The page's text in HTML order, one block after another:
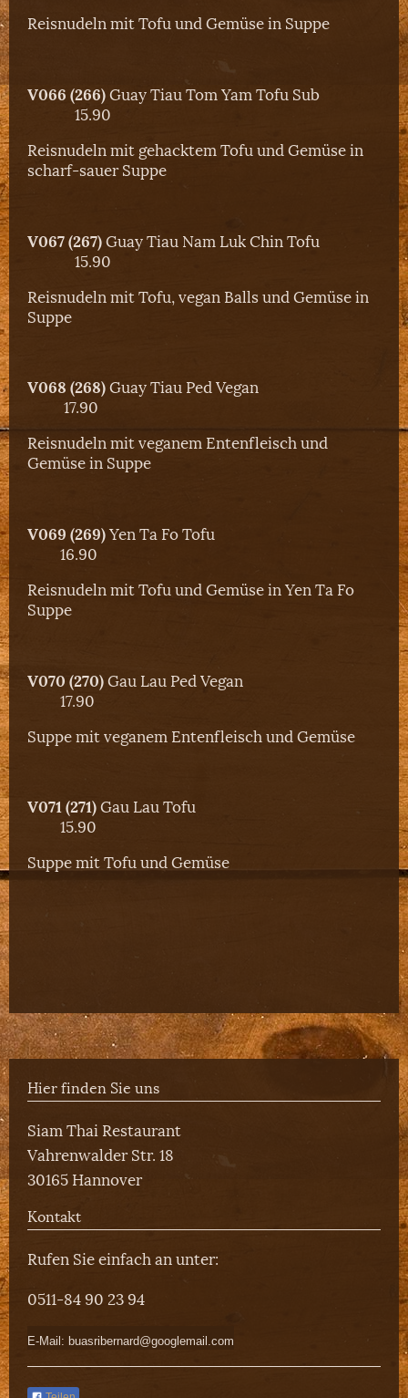
Reisnudeln mit Tofu und Gemüse in Suppe
V066 (266)Guay Tiau Tom Yam Tofu Sub
15.90
Reisnudeln mit gehacktem Tofu und Gemüse in
scharf-sauer Suppe
V067 (267)Guay Tiau Nam Luk Chin Tofu
15.90
Reisnudeln mit Tofu, vegan Balls und Gemüse in
Suppe
V068 (268)Guay Tiau Ped Vegan
17.90
Reisnudeln mit veganem Entenfleisch und
Gemüse in Suppe
V069 (269)Yen Ta Fo Tofu
16.90
Reisnudeln mit Tofu und Gemüse in Yen Ta Fo
Suppe
V070 (270)Gau Lau Ped Vegan
17.90
Suppe mit veganem Entenfleisch und Gemüse
V071 (271)Gau Lau Tofu
15.90
Suppe mit Tofu und Gemüse
Hier finden Sie uns
Siam Thai Restaurant
Vahrenwalder Str. 18
30165 Hannover
Kontakt
Rufen Sie einfach an unter:
0511-84 90 23 94
E-Mail: buasribernard@googlemail.com